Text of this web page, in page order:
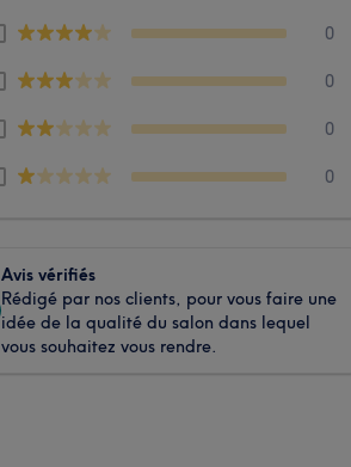
0
0
0
0
Avis vérifiés
Rédigé par nos clients, pour vous faire une
idée de la qualité du salon dans lequel
vous souhaitez vous rendre.